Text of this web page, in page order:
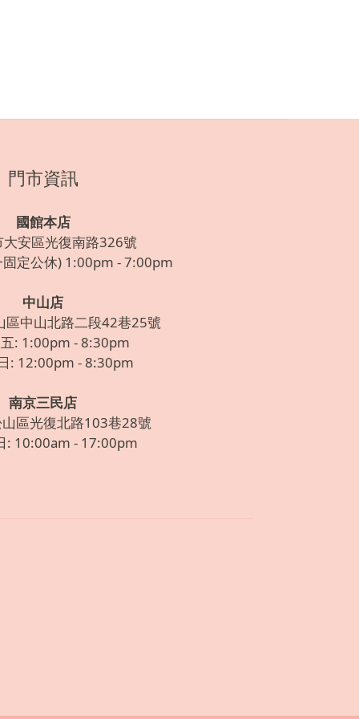
門市資訊
國館本店
大安區光復南路326號
定公休) 1:00pm - 7:00pm
中山店
區中山北路二段42巷25號
: 1:00pm - 8:30pm
: 12:00pm - 8:30pm
南京三民店
山區光復北路103巷28號
: 10:00am - 17:00pm